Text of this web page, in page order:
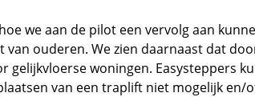
we aan de pilot een vervolg aan
ouderen. We zien daarnaast dat
woningen. Easysteppers
van een traplift niet mogelijk en/